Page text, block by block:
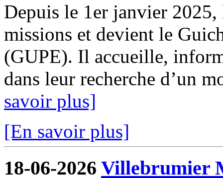
Depuis le 1er janvier 2025,
missions et devient le
(GUPE). Il accueille,
dans leur recherche d’un
savoir plus]
[En savoir plus]
18-06-2026 Villebrumier